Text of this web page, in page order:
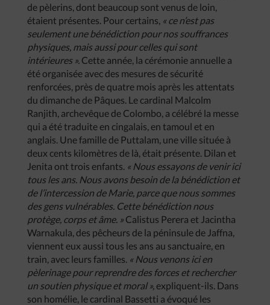
de pèlerins, dont beaucoup sont venus de loin,
étaient présentes. Pour certains, « ce n’est pas
seulement une bénédiction pour nos souffrances
physiques, mais aussi pour celles qui sont
intérieures ». Cette année, la cérémonie annuelle a
été organisée avec des mesures de sécurité
renforcées, près de quatre mois après les attentats
du dimanche de Pâques. Le cardinal Malcolm
Ranjith, archevêque de Colombo, a célébré la messe
qui a été traduite en cingalais, en tamoul et en
anglais. Une famille de Puttalam, une ville située à
deux cents kilomètres de là, était présente. Dilan et
Jenita ont trois enfants. « Nous essayons de venir ici
tous les ans. Nous avons besoin de la bénédiction et
de l’intercession de Marie, parce que nous sommes
des gens vulnérables. Cette bénédiction nous
protège, corps et âme. » Calistus Perera et Jacintha
Warnakula, des pêcheurs de la péninsule de Jaffna,
viennent eux aussi tous les ans au sanctuaire, en
train, avec leurs familles. « Nous venons ici en
pèlerinage pour reprendre des forces et rechercher
un soutien physique et moral », expliquent-ils. Dans
son homélie, le cardinal Bassetti a évoqué les